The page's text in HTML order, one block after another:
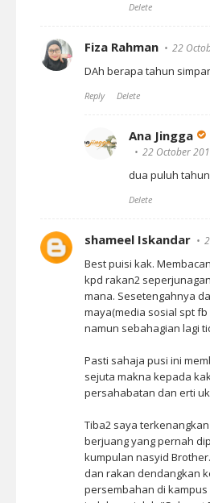
Delete
Fiza Rahman 22
DAh berapa tahun
Reply Delete
Ana Jingga
22 October
dua puluh
Delete
shameel Iskandar
Best puisi kak.
kpd rakan2
mana. Sesetengahnya
maya(media sosial spt
namun sebahagian lagi
Pasti sahaja pusi ini
sejuta makna kepada
persahabatan dan erti
Tiba2 saya
berjuang yang pernah
kumpulan nasyid
dan rakan dendangkan
persembahan di